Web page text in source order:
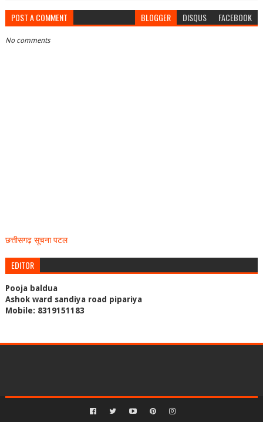
POST A COMMENT BLOGGER DISQUS FACEBOOK
No comments
छत्तीसगढ़ सूचना पटल
EDITOR
Pooja baldua
Ashok ward sandiya road pipariya
Mobile: 8319151183